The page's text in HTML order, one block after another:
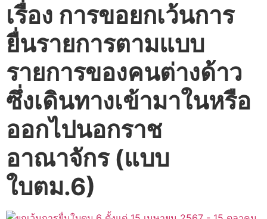
เรื่อง การขอยกเว้นการ
ยื่นรายการตามแบบ
รายการของคนต่างด้าว
ซึ่งเดินทางเข้ามาในหรือ
ออกไปนอกราช
อาณาจักร (แบบ
ใบตม.6)